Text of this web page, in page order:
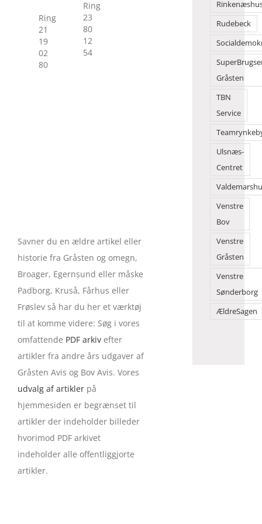
Ring
21
19
02
80
Ring
23
80
12
54
Savner du en ældre artikel eller
historie fra Gråsten og omegn,
Broager, Egernsund eller måske
Padborg, Kruså, Fårhus eller
Frøslev så har du her et værktøj
til at komme videre: Søg i vores
omfattende PDF arkiv efter
artikler fra andre års udgaver af
Gråsten Avis og Bov Avis. Vores
udvalg af artiklerpå
hjemmesiden er begrænset til
artikler der indeholder billeder
hvorimod PDF arkivet
indeholder alle offentliggjorte
artikler.
Rudebeck
Gråsten
TBN
Service
Ulsnæs-
Centret
Venstre
Bov
Venstre
Gråsten
Venstre
Sønderborg
ÆldreSagen